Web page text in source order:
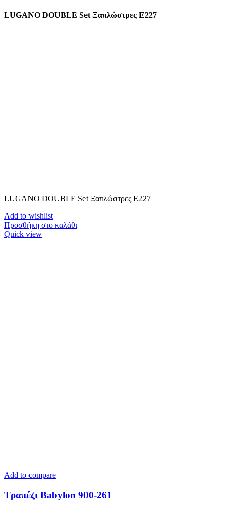
LUGANO DOUBLE Set Ξαπλώστρες Ε227
LUGANO DOUBLE Set Ξαπλώστρες Ε227
Add to wishlist
Προσθήκη στο καλάθι
Quick view
Add to compare
Τραπέζι Babylon 900-261